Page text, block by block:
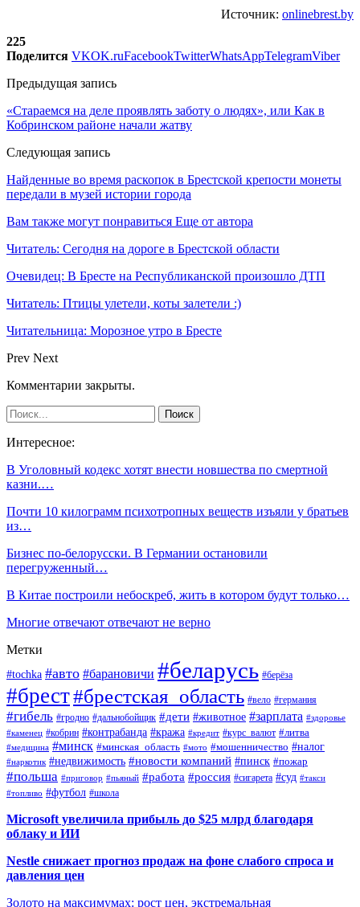
Источник: onlinebrest.by
225
Поделится VKOK.ruFacebookTwitterWhatsAppTelegramViber
Предыдущая запись
«Стараемся на деле проявлять заботу о людях», или Как в
Кобринском районе начали жатву
Следующая запись
Найденные во время раскопок в Брестской крепости монеты
передали в музей истории города
Вам также могут понравиться Еще от автора
Читатель: Сегодня на дороге в Брестской области
Очевидец: В Бресте на Республиканской произошло ДТП
Читатель: Птицы улетели, коты залетели :)
Читательница: Морозное утро в Бресте
Prev Next
Комментарии закрыты.
Интересное:
В Уголовный кодекс хотят внести новшества по смертной
казни.…
Почти 10 килограмм психотропных веществ изъяли у братьев
из…
Бизнес по-белорусски. В Германии остановили
перегруженный…
В Китае построили небоскреб, жить в котором будут только…
Многие отвечают отвечают не верно
Метки
#tochka #авто #барановичи #беларусь #берёза
#брест#брестская_область #вело #германия
#гибель #гродно #дальнобойщик #дети #животное #зарплата #здоровье
#каменец #кобрин #контрабанда #кража #кредит #курс_валют #литва
#медицина #минск #минская_область #мото #мошенничество #налог
#наркотик #недвижимость #новости компаний #пинск #пожар
#польша #приговор #пьяный #работа #россия #сигарета #суд #такси
#топливо #футбол #школа
Microsoft увеличила прибыль до $25 млрд благодаря
облаку и ИИ
Nestle снижает прогноз продаж на фоне слабого спроса и
давления цен
Золото на максимумах: рост цен, экстремальная